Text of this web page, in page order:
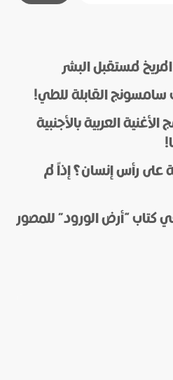
لمستقبل البشر
سامسونج القابلة للطي!
العربية بالأجنبية
على رأس إنسان؟ إذاً لم
كتاب “أرض الورود” للمصور